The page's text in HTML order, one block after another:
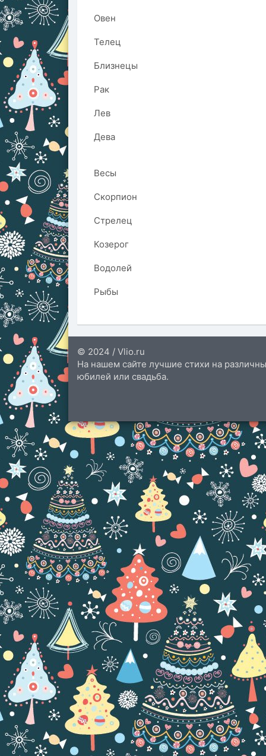
Овен
Телец
Близнецы
Рак
Лев
Дева
Весы
Скорпион
Стрелец
Козерог
Водолей
Рыбы
© 2024 / Vlio.ru
На нашем сайте лучшие стихи на
юбилей или свадьба.